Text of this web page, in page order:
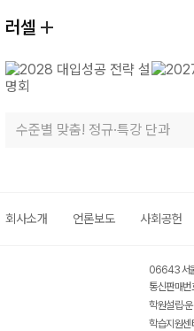
러셀
수준별 맞춤! 정규·특강 단과
회사소개 언론보도 사회공헌
06643 서
통신판매
학원설립·
학습지원